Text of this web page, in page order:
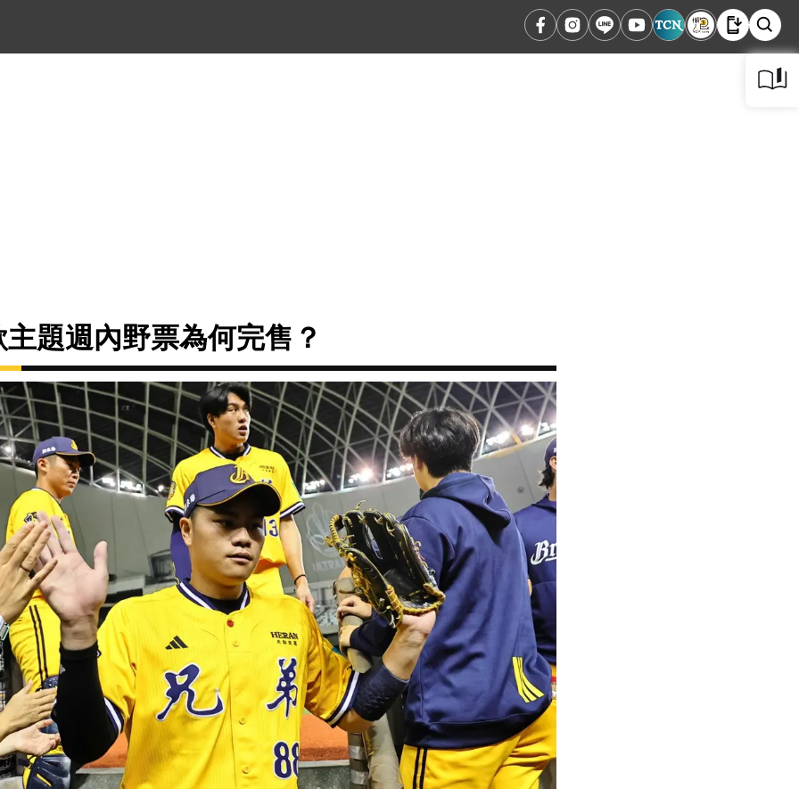
題週內野票為何完售？